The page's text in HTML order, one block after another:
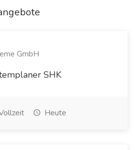
GmbH
SHK
Heute